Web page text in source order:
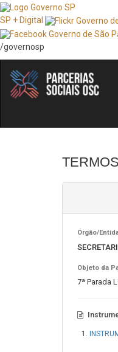
SP + Digital
/governosp
Órgão/
Objeto da
7ª Parada